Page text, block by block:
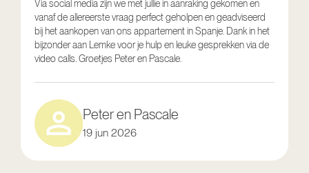
Via social media zijn we met jullie in aanraking gekomen en
vanaf de allereerste vraag perfect geholpen en geadviseerd
bij het aankopen van ons appartement in Spanje. Dank in het
bijzonder aan Lemke voor je hulp en leuke gesprekken via de
video calls. Groetjes Peter en Pascale.
Peter en Pascale
19 jun 2026